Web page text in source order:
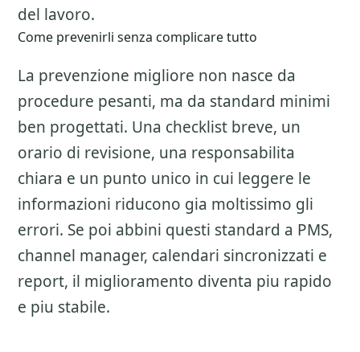
del lavoro.
Come prevenirli senza complicare tutto
La prevenzione migliore non nasce da
procedure pesanti, ma da standard minimi
ben progettati. Una checklist breve, un
orario di revisione, una responsabilita
chiara e un punto unico in cui leggere le
informazioni riducono gia moltissimo gli
errori. Se poi abbini questi standard a PMS,
channel manager, calendari sincronizzati e
report, il miglioramento diventa piu rapido
e piu stabile.